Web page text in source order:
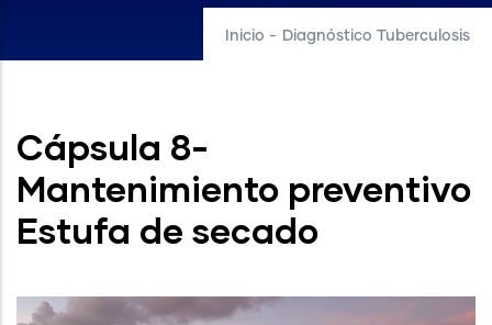
Inicio - Diagnóstico Tuberculosis
Cápsula 8-
Mantenimiento preventivo
Estufa de secado